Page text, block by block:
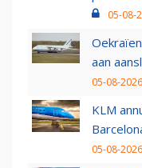
05-08-
aan
05-08-
KLM
05-08-